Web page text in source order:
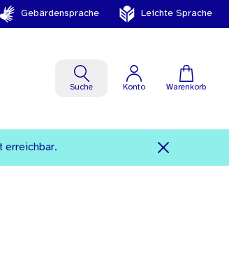
Gebärdensprache Leichte Sprache
Suche Konto Warenkorb
erreichbar.